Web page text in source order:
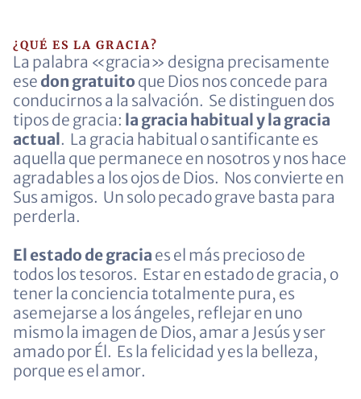
¿QUÉ ES LA GRACIA?
La palabra «gracia» designa precisamente
ese don gratuito que Dios nos concede para
conducirnos a la salvación. Se distinguen dos
tipos de gracia: la gracia habitual y la gracia
actual. La gracia habitual o santificante es
aquella que permanece en nosotros y nos hace
agradables a los ojos de Dios. Nos convierte en
Sus amigos. Un solo pecado grave basta para
perderla.
El estado de gracia es el más precioso de
todos los tesoros. Estar en estado de gracia, o
tener la conciencia totalmente pura, es
asemejarse a los ángeles, reflejar en uno
mismo la imagen de Dios, amar a Jesús y ser
amado por Él. Es la felicidad y es la belleza,
porque es el amor.